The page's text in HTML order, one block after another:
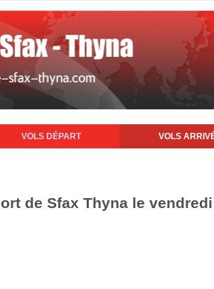
VOLS DÉPART VOLS
de Sfax Thyna le